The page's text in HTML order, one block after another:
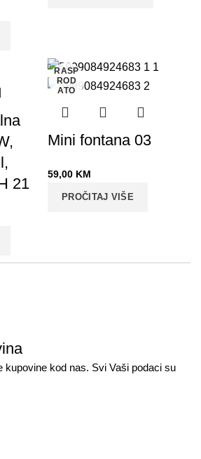
21
RASP
ROD
ATO
Izlaz
Mini fontana 03
59,00 KM
PROČITAJ VIŠE
kupovine kod nas. Svi Vaši podaci su